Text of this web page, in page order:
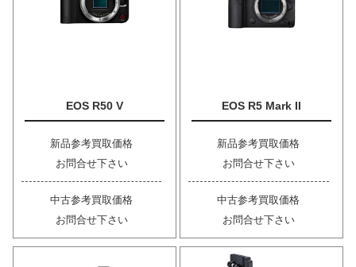
EOS R50 V
新品参考買取価格
お問合せ下さい
中古参考買取価格
お問合せ下さい
EOS R5 Mark II
新品参考買取価格
お問合せ下さい
中古参考買取価格
お問合せ下さい